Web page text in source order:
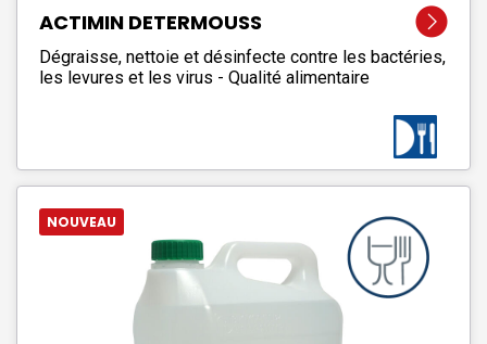
ACTIMIN DETERMOUSS
Dégraisse, nettoie et désinfecte contre les bactéries,
les levures et les virus - Qualité alimentaire
NOUVEAU